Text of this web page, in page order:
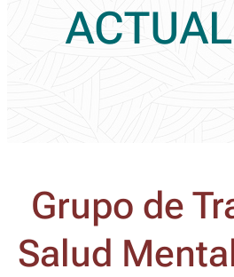
Grupo de
Salud